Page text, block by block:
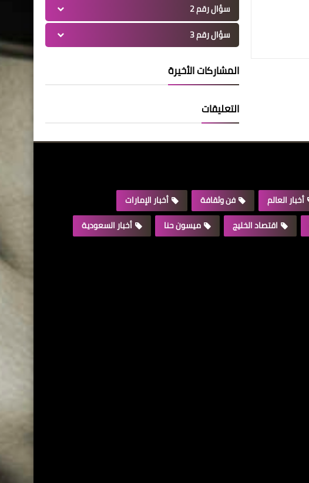
سؤال رقم 2
سؤال رقم 3
المشاركات الأخيرة
التعليقات
أخبار العالم فن وثقافة
أخبار الإمارات
اقتصاد الخليج ميسون حنا
أخبار السعودية